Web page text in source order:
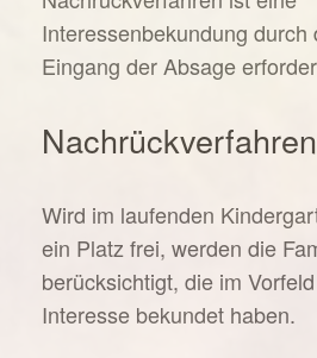
Interessenbekundung durch
Eingang der Absage
Nachrückverfahren
Wird im laufenden
ein Platz frei, werden die
berücksichtigt, die im
Interesse bekundet haben.